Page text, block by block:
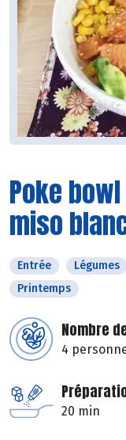
Poke
miso
Entrée Légumes
Printemps
Nombre
4
20 min